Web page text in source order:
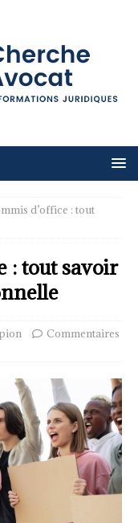
d’office : tout
: tout savoir
Commentaires